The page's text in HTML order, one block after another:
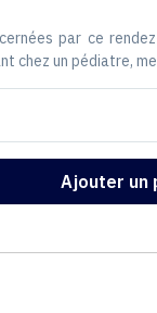
par ce
chez un pédiatre,
Ajouter un